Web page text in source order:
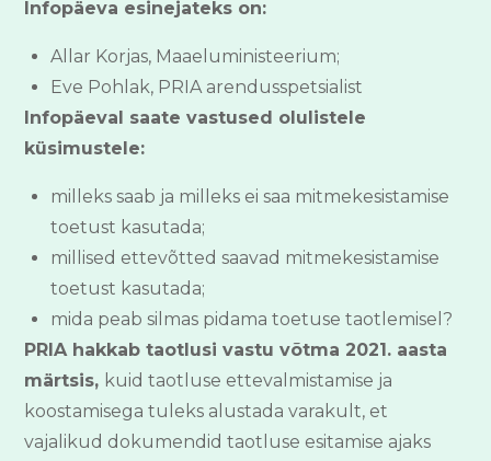
Infopäeva esinejateks on:
Allar Korjas, Maaeluministeerium;
Eve Pohlak, PRIA arendusspetsialist
Infopäeval saate vastused olulistele
küsimustele:
milleks saab ja milleks ei saa mitmekesistamise
toetust kasutada;
millised ettevõtted saavad mitmekesistamise
toetust kasutada;
mida peab silmas pidama toetuse taotlemisel?
PRIA hakkab taotlusi vastu võtma 2021. aasta
märtsis, kuid taotluse ettevalmistamise ja
koostamisega tuleks alustada varakult, et
vajalikud dokumendid taotluse esitamise ajaks